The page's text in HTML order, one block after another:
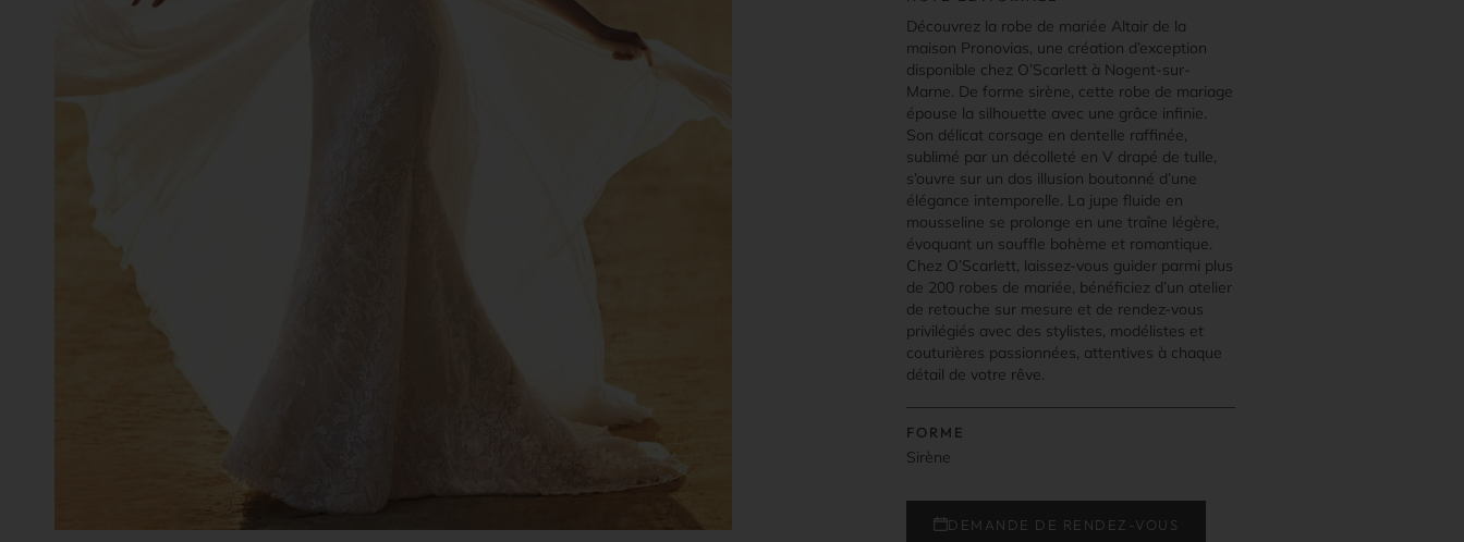
Découvrez la robe de mariée Altair de la
maison Pronovias, une création d’exception
disponible chez O’Scarlett à Nogent-sur-
Marne. De forme sirène, cette robe de mariage
épouse la silhouette avec une grâce infinie.
Son délicat corsage en dentelle raffinée,
sublimé par un décolleté en V drapé de tulle,
s’ouvre sur un dos illusion boutonné d’une
élégance intemporelle. La jupe fluide en
mousseline se prolonge en une traîne légère,
évoquant un souffle bohème et romantique.
Chez O’Scarlett, laissez-vous guider parmi plus
de 200 robes de mariée, bénéficiez d’un atelier
de retouche sur mesure et de rendez-vous
privilégiés avec des stylistes, modélistes et
couturières passionnées, attentives à chaque
détail de votre rêve.
FORME
Sirène
DEMANDE DE RENDEZ-VOUS